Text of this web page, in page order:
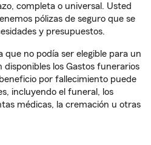
completa o universal. Usted
pólizas de seguro que se
y presupuestos.
que no podía ser elegible para un
disponibles los Gastos funerarios
por fallecimiento puede
incluyendo el funeral, los
médicas, la cremación u otras